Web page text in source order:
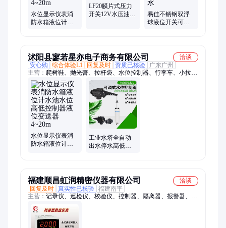
水位显示仪表消
防水箱液位计水
LF20膜片式压力
开关12V水压油压
易佳不锈钢双浮
球液位开关可调
沭阳县寥若星亦电子商务有限公司
洽谈
安心购
综合体验L1 回复及时 资质已核验
广东广州
主营： 爬树鞋、抛光膏、拉杆袋、水位控制器、行李车、小拉
车、小推车、爬杆器、压榨机、脚爬树、榨汁机、手拉车、老花
镜、润滑油、木工凿、拉铆枪、拉钉枪、铆钉枪、润滑脂、擦亮
膏、抛光蜡、抹泥刀、购物车、泡酒瓶、欧文木凿、树脚扎子
水位显示仪表消
防水箱液位计水
工业水塔全自动
出水停水高低水
福建顺昌虹润精密仪器有限公司
洽谈
回复及时 真实性已核验 福建南平
主营： 记录仪、巡检仪、校验仪、控制器、隔离器、报警器、
485通讯、转换器rs、防爆信号、数显温度、电流电压、脉冲工
业、多路温度、数显仪表、压力测量、智能温度、温度压力、气
压真空、隔离温度、温度湿度、电阻磁翻板、手持式智能、传感